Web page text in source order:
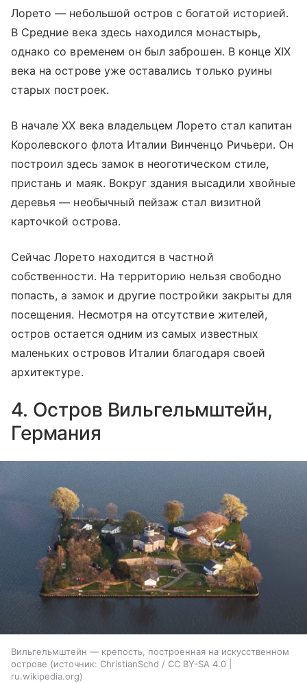
Лорето — небольшой остров с богатой историей.
В Средние века здесь находился монастырь,
однако со временем он был заброшен. В конце XIX
века на острове уже оставались только руины
старых построек.
В начале XX века владельцем Лорето стал капитан
Королевского флота Италии Винченцо Ричьери. Он
построил здесь замок в неоготическом стиле,
пристань и маяк. Вокруг здания высадили хвойные
деревья — необычный пейзаж стал визитной
карточкой острова.
Сейчас Лорето находится в частной
собственности. На территорию нельзя свободно
попасть, а замок и другие постройки закрыты для
посещения. Несмотря на отсутствие жителей,
остров остается одним из самых известных
маленьких островов Италии благодаря своей
архитектуре.
4. Остров Вильгельмштейн,
Германия
Вильгельмштейн — крепость, построенная на искусственном
острове
источник: ChristianSchd / CC BY-SA 4.0 |
ru.wikipedia.org